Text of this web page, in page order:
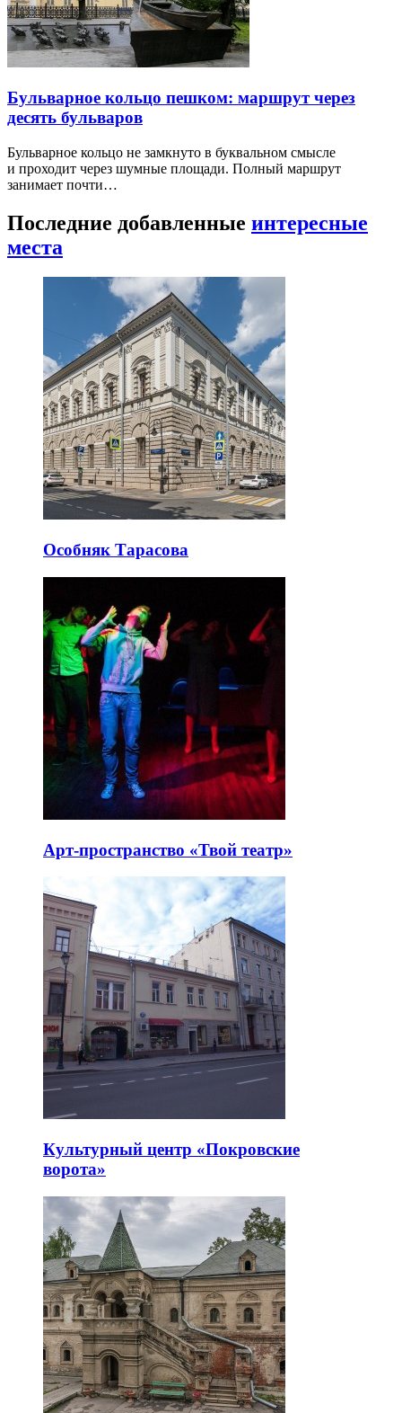
Бульварное кольцо пешком: маршрут через
десять бульваров
Бульварное кольцо не замкнуто в буквальном смысле
и проходит через шумные площади. Полный маршрут
занимает почти…
Последние добавленные интересные
места
Особняк Тарасова
Арт-пространство «Твой театр»
Культурный центр «Покровские
ворота»